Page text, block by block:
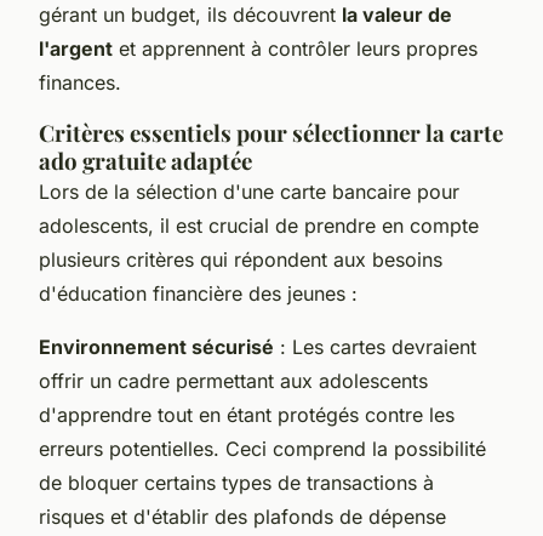
gérant un budget, ils découvrent la valeur de
l'argent et apprennent à contrôler leurs propres
finances.
Critères essentiels pour sélectionner la carte
ado gratuite adaptée
Lors de la sélection d'une carte bancaire pour
adolescents, il est crucial de prendre en compte
plusieurs critères qui répondent aux besoins
d'éducation financière des jeunes :
Environnement sécurisé : Les cartes devraient
offrir un cadre permettant aux adolescents
d'apprendre tout en étant protégés contre les
erreurs potentielles. Ceci comprend la possibilité
de bloquer certains types de transactions à
risques et d'établir des plafonds de dépense